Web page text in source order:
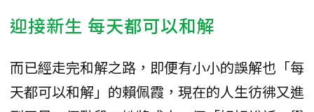
迎接新生 每天都可以和解
而已經走完和解之路，即便有小小的誤解也「每
天都可以和解」的賴佩霞，現在的人生彷彿又進